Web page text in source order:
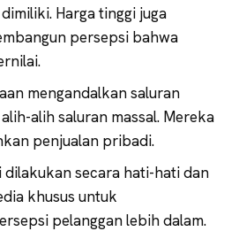
Harga tinggi juga
persepsi bahwa
mengandalkan saluran
alih saluran massal. Mereka
penjualan pribadi.
dilakukan secara hati-hati dan
khusus untuk
pelanggan lebih dalam.